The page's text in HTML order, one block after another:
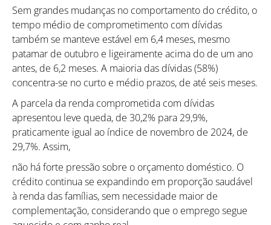
Sem grandes mudanças no comportamento do crédito, o
tempo médio de comprometimento com dívidas
também se manteve estável em 6,4 meses, mesmo
patamar de outubro e ligeiramente acima do de um ano
antes, de 6,2 meses. A maioria das dívidas (58%)
concentra-se no curto e médio prazos, de até seis meses.
A parcela da renda comprometida com dívidas
apresentou leve queda, de 30,2% para 29,9%,
praticamente igual ao índice de novembro de 2024, de
29,7%. Assim,
não há forte pressão sobre o orçamento doméstico. O
crédito continua se expandindo em proporção saudável
à renda das famílias, sem necessidade maior de
complementação, considerando que o emprego segue